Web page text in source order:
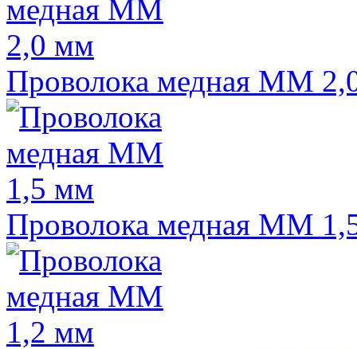
Проволока медная ММ
Проволока медная ММ